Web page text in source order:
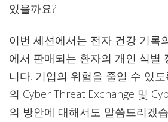
있을까요?
이번 세션에서는 전자 건강 기록
에서 판매되는 환자의 개인 식별
니다. 기업의 위험을 줄일 수 있
의 Cyber Threat Exchange 및
의 방안에 대해서도 말씀드리겠